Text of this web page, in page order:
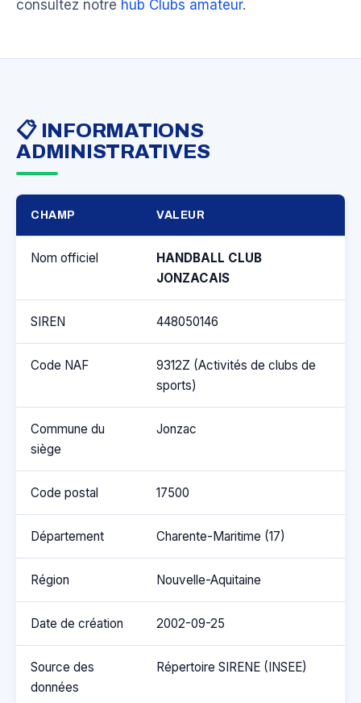
consultez notre hub Clubs amateur.
📋 INFORMATIONS
ADMINISTRATIVES
CHAMP VALEUR
Nom officiel
HANDBALL CLUB
JONZACAIS
SIREN 448050146
Code NAF
9312Z (Activités de clubs de
sports)
Commune du
siège
Jonzac
Code postal 17500
Département Charente-Maritime (17)
Région Nouvelle-Aquitaine
Date de création 2002-09-25
Source des
données
Répertoire SIRENE (INSEE)